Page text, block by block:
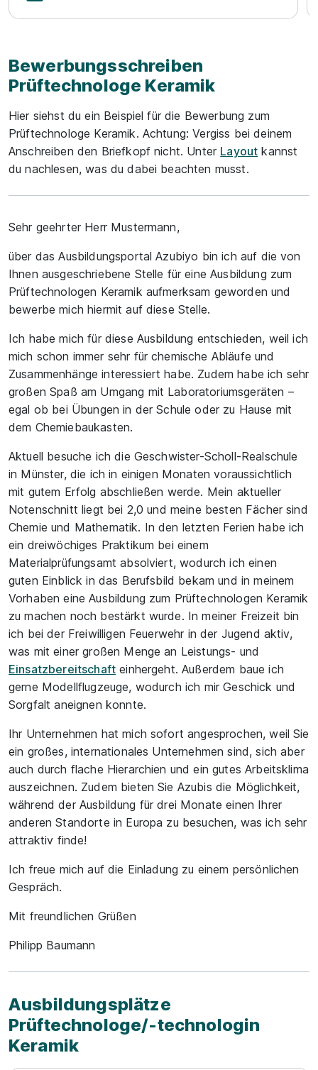
Bewerbungsschreiben
Prüftechnologe Keramik
Hier siehst du ein Beispiel für die Bewerbung zum
Prüftechnologe Keramik. Achtung: Vergiss bei deinem
Anschreiben den Briefkopf nicht. Unter Layout kannst
du nachlesen, was du dabei beachten musst.
Sehr geehrter Herr Mustermann,
über das Ausbildungsportal Azubiyo bin ich auf die von
Ihnen ausgeschriebene Stelle für eine Ausbildung zum
Prüftechnologen Keramik aufmerksam geworden und
bewerbe mich hiermit auf diese Stelle.
Ich habe mich für diese Ausbildung entschieden, weil ich
mich schon immer sehr für chemische Abläufe und
Zusammenhänge interessiert habe. Zudem habe ich sehr
großen Spaß am Umgang mit Laboratoriumsgeräten –
egal ob bei Übungen in der Schule oder zu Hause mit
dem Chemiebaukasten.
Aktuell besuche ich die Geschwister-Scholl-Realschule
in Münster, die ich in einigen Monaten voraussichtlich
mit gutem Erfolg abschließen werde. Mein aktueller
Notenschnitt liegt bei 2,0 und meine besten Fächer sind
Chemie und Mathematik. In den letzten Ferien habe ich
ein dreiwöchiges Praktikum bei einem
Materialprüfungsamt absolviert, wodurch ich einen
guten Einblick in das Berufsbild bekam und in meinem
Vorhaben eine Ausbildung zum Prüftechnologen Keramik
zu machen noch bestärkt wurde. In meiner Freizeit bin
ich bei der Freiwilligen Feuerwehr in der Jugend aktiv,
was mit einer großen Menge an Leistungs- und
Einsatzbereitschaft einhergeht. Außerdem baue ich
gerne Modellflugzeuge, wodurch ich mir Geschick und
Sorgfalt aneignen konnte.
Ihr Unternehmen hat mich sofort angesprochen, weil Sie
ein großes, internationales Unternehmen sind, sich aber
auch durch flache Hierarchien und ein gutes Arbeitsklima
auszeichnen. Zudem bieten Sie Azubis die Möglichkeit,
während der Ausbildung für drei Monate einen Ihrer
anderen Standorte in Europa zu besuchen, was ich sehr
attraktiv finde!
Ich freue mich auf die Einladung zu einem persönlichen
Gespräch.
Mit freundlichen Grüßen
Philipp Baumann
Ausbildungsplätze
Prüftechnologe/-technologin
Keramik